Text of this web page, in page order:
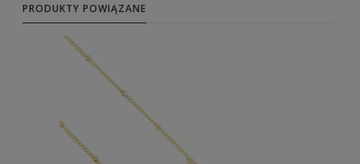
PRODUKTY POWIĄZANE